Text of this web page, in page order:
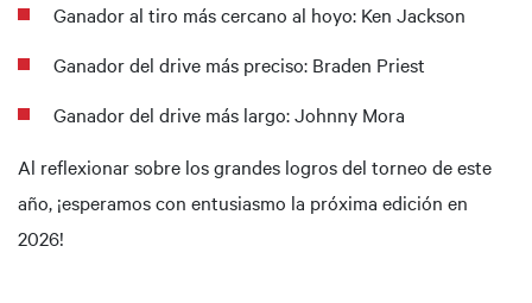
Ganador al tiro más cercano al hoyo: Ken Jackson
Ganador del drive más preciso: Braden Priest
Ganador del drive más largo: Johnny Mora
Al reflexionar sobre los grandes logros del torneo de este
año, ¡esperamos con entusiasmo la próxima edición en
2026!